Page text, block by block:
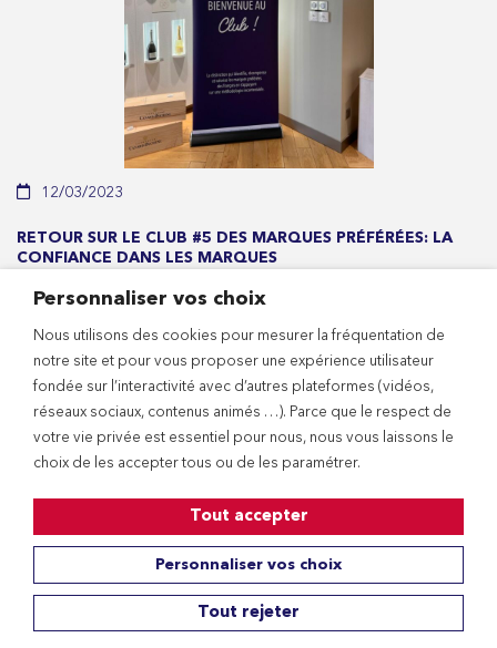
12/03/2023
RETOUR SUR LE CLUB #5 DES MARQUES PRÉFÉRÉES: LA
CONFIANCE DANS LES MARQUES
Lire la suite
Personnaliser vos choix
Nous utilisons des cookies pour mesurer la fréquentation de
notre site et pour vous proposer une expérience utilisateur
fondée sur l’interactivité avec d’autres plateformes (vidéos,
réseaux sociaux, contenus animés …). Parce que le respect de
votre vie privée est essentiel pour nous, nous vous laissons le
choix de les accepter tous ou de les paramétrer.
Personnaliser vos choix
Tout rejeter
Tout accepter